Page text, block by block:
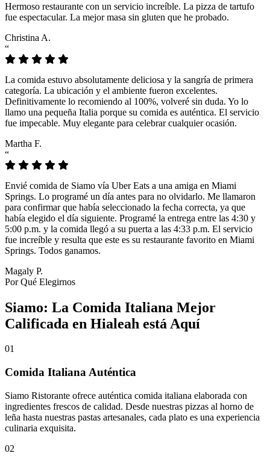
Hermoso restaurante con un servicio increíble. La pizza de tartufo
fue espectacular. La mejor masa sin gluten que he probado.
Christina A.
“
La comida estuvo absolutamente deliciosa y la sangría de primera
categoría. La ubicación y el ambiente fueron excelentes.
Definitivamente lo recomiendo al 100%, volveré sin duda. Yo lo
llamo una pequeña Italia porque su comida es auténtica. El servicio
fue impecable. Muy elegante para celebrar cualquier ocasión.
Martha F.
“
Envié comida de Siamo vía Uber Eats a una amiga en Miami
Springs. Lo programé un día antes para no olvidarlo. Me llamaron
para confirmar que había seleccionado la fecha correcta, ya que
había elegido el día siguiente. Programé la entrega entre las 4:30 y
5:00 p.m. y la comida llegó a su puerta a las 4:33 p.m. El servicio
fue increíble y resulta que este es su restaurante favorito en Miami
Springs. Todos ganamos.
Magaly P.
Por Qué Elegirnos
Siamo: La Comida Italiana Mejor
Calificada en Hialeah está Aquí
01
Comida Italiana Auténtica
Siamo Ristorante ofrece auténtica comida italiana elaborada con
ingredientes frescos de calidad. Desde nuestras pizzas al horno de
leña hasta nuestras pastas artesanales, cada plato es una experiencia
culinaria exquisita.
02